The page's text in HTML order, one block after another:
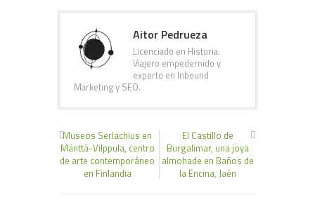
Aitor Pedrueza
Licenciado en Historia.
Viajero empedernido y
experto en Inbound
Marketing y SEO.
Museos Serlachius en
Mänttä-Vilppula, centro
de arte contemporáneo
en Finlandia
El Castillo de
Burgalimar, una joya
almohade en Baños de
la Encina, Jaén